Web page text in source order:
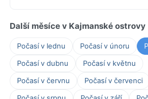
Další měsíce v Kajmanské ostrovy
Počasí v lednu Počasí v únoru
Počasí v dubnu
Počasí v květnu
Počasí v červnu
Počasí v červenci